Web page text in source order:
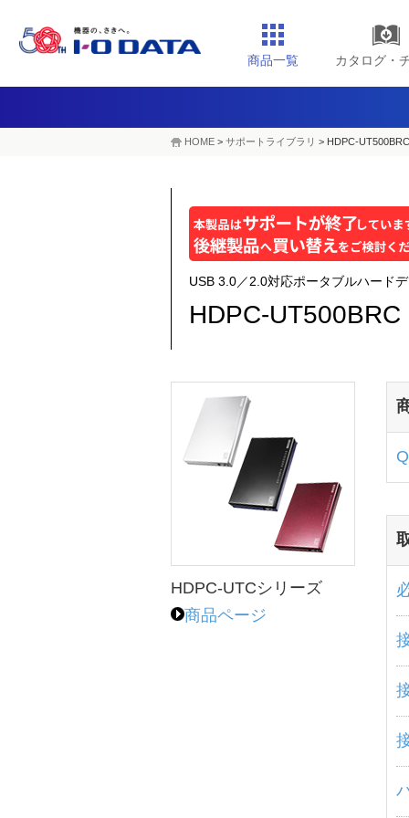
商品一覧 カタログ・
HOME > サポートライブラリ > HDPC-UT500BRC
USB 3.0／2.0対応ポータブルハード
HDPC-UT500BRC
HDPC-UTCシリーズ
商品ページ